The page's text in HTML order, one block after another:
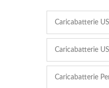
Caricabatterie
Caricabatterie
Caricabatterie